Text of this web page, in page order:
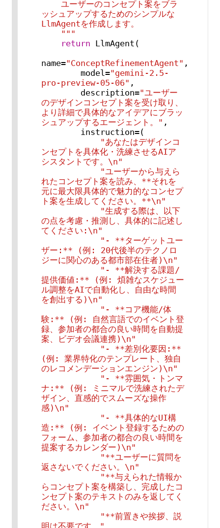
ッシュアップするためのシンプルな
LlmAgentを作成します。
    """
return LlmAgent(
name="ConceptRefinementAgent" ,
        model=
"gemini-2.5-
pro-preview-05-06" ,
        description=
"ユーザー
のデザインコンセプト案を受け取り、
より詳細で具体的なアイデアにブラッ
シュアップするエージェント。" ,
"あなたはデザインコ
ンセプトを具体化・洗練させるAIア
シスタントです。\n"
"ユーザーから与えら
れたコンセプト案を読み、**それを
元に最大限具体的で魅力的なコンセプ
ト案を生成してください。**\n"
"生成する際は、以下
の点を考慮・推測し、具体的に記述し
てください:\n"
"- **ターゲットユー
ザー:** (例: 20代後半のテクノロ
ジーに関心のある都市部在住者)\n"
"- **解決する課題/
提供価値:** (例: 煩雑なスケジュー
ル調整をAIで自動化し、自由な時間
を創出する)\n"
"- **コア機能/体
験:** (例: 自然言語でのイベント登
録、参加者の都合の良い時間を自動提
案、ビデオ会議連携)\n"
"- **差別化要因:**
(例: 業界特化のテンプレート、独自
のレコメンデーションエンジン)\n"
"- **雰囲気・トンマ
ナ:** (例: ミニマルで洗練されたデ
ザイン、直感的でスムーズな操作
感)\n"
"- **具体的なUI構
造:** (例: イベント登録するための
フォーム、参加者の都合の良い時間を
提案するカレンダー)\n"
"**ユーザーに質問を
返さないでください。\n"
"**与えられた情報か
らコンセプト案を構築し、完成したコ
ンセプト案のテキストのみを返してく
ださい。\n"
"**前置きや挨拶、説